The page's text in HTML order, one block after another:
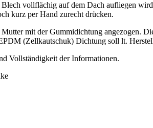
vollflächig auf dem Dach aufliegen
kurz per Hand zurecht drücken.
mit der Gummidichtung angezogen.
(Zellkautschuk) Dichtung soll lt.
Vollständigkeit der Informationen.